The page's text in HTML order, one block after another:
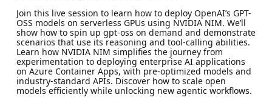
Join this live session to learn how to deploy OpenAI’s GPT-
OSS models on serverless GPUs using NVIDIA NIM. We’ll
show how to spin up gpt-oss on demand and demonstrate
scenarios that use its reasoning and tool-calling abilities.
Learn how NVIDIA NIM simplifies the journey from
experimentation to deploying enterprise AI applications
on Azure Container Apps, with pre-optimized models and
industry-standard APIs. Discover how to scale open
models efficiently while unlocking new agentic workflows.